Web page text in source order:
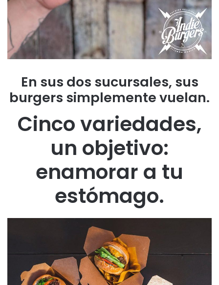
En sus dos sucursales, sus
burgers simplemente vuelan.
Cinco variedades,
un objetivo:
enamorar a tu
estómago.